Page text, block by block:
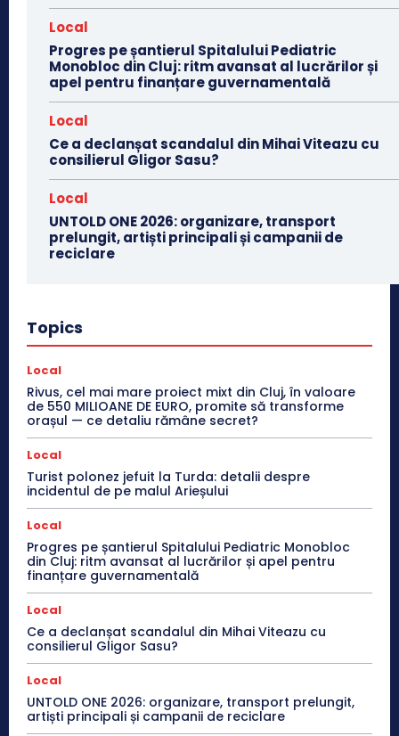
Local
Progres pe șantierul Spitalului Pediatric
Monobloc din Cluj: ritm avansat al lucrărilor și
apel pentru finanțare guvernamentală
Local
Ce a declanșat scandalul din Mihai Viteazu cu
consilierul Gligor Sasu?
Local
UNTOLD ONE 2026: organizare, transport
prelungit, artiști principali și campanii de
reciclare
Topics
Local
Rivus, cel mai mare proiect mixt din Cluj, în valoare
de 550 MILIOANE DE EURO, promite să transforme
orașul — ce detaliu rămâne secret?
Local
Turist polonez jefuit la Turda: detalii despre
incidentul de pe malul Arieșului
Local
Progres pe șantierul Spitalului Pediatric Monobloc
din Cluj: ritm avansat al lucrărilor și apel pentru
finanțare guvernamentală
Local
Ce a declanșat scandalul din Mihai Viteazu cu
consilierul Gligor Sasu?
Local
UNTOLD ONE 2026: organizare, transport prelungit,
artiști principali și campanii de reciclare